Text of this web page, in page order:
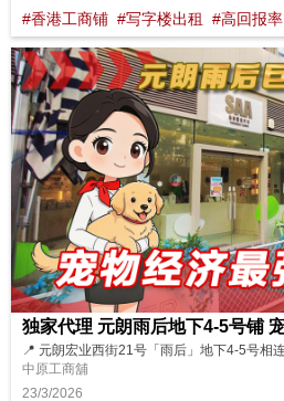
#香港工商铺 #写字楼出租 #高回报率
中原工商舖
23/3/2026